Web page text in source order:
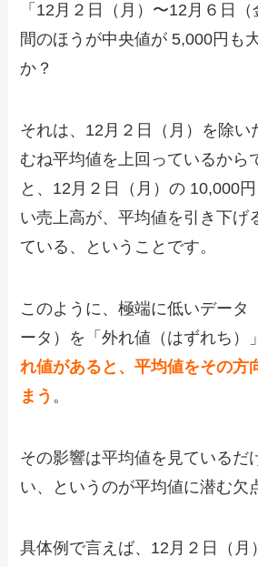
「12月２日（月）〜12月６日
間のほうが中央値が 5,000円も
か？
それは、12月２日（月）を除い
むね平均値を上回っているから
と、12月２日（月）の 10,000
い売上高が、平均値を引き下げ
ている、ということです。
このように、極端に低いデータ
ータ）を「外れ値（はずれち）
れ値があると、平均値をその方
まう 。
その影響は平均値を見ているだ
い、というのが平均値に潜む欠
具体例で言えば、12月２日（月